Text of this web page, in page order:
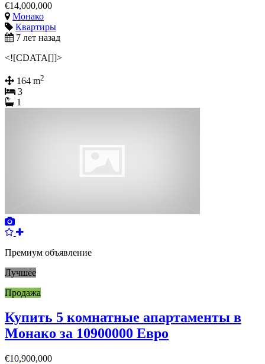
€14,000,000
Монако
Квартиры
7 лет назад
<![CDATA[]]>
164 m2
3
1
Премиум объявление
Лучшее
Продажа
Купить 5 комнатные апартаменты в
Монако за 10900000 Евро
€10,900,000